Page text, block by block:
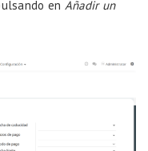
en Añadir un